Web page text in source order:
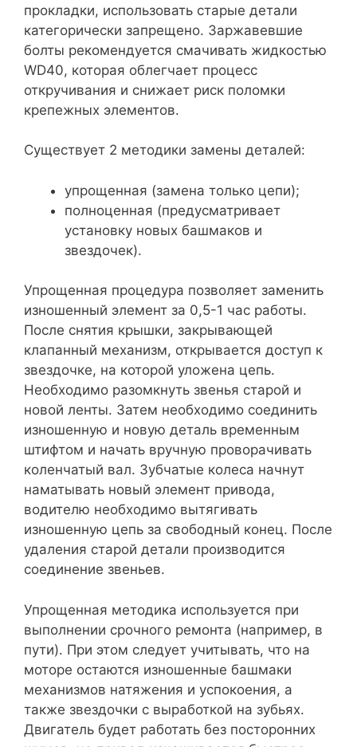
прокладки, использовать старые детали
категорически запрещено. Заржавевшие
болты рекомендуется смачивать жидкостью
WD40, которая облегчает процесс
откручивания и снижает риск поломки
крепежных элементов.
Существует 2 методики замены деталей:
упрощенная (замена только цепи);
полноценная (предусматривает
установку новых башмаков и
звездочек).
Упрощенная процедура позволяет заменить
изношенный элемент за 0,5-1 час работы.
После снятия крышки, закрывающей
клапанный механизм, открывается доступ к
звездочке, на которой уложена цепь.
Необходимо разомкнуть звенья старой и
новой ленты. Затем необходимо соединить
изношенную и новую деталь временным
штифтом и начать вручную проворачивать
коленчатый вал. Зубчатые колеса начнут
наматывать новый элемент привода,
водителю необходимо вытягивать
изношенную цепь за свободный конец. После
удаления старой детали производится
соединение звеньев.
Упрощенная методика используется при
выполнении срочного ремонта (например, в
пути). При этом следует учитывать, что на
моторе остаются изношенные башмаки
механизмов натяжения и успокоения, а
также звездочки с выработкой на зубьях.
Двигатель будет работать без посторонних